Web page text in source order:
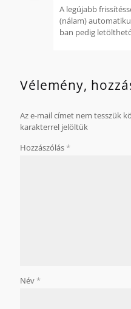
A legújabb
(nálam)
ban pedig
Vélemény,
Az e-mail címet nem tesszük
karakterrel jelöltük
Hozzászólás*
Név*